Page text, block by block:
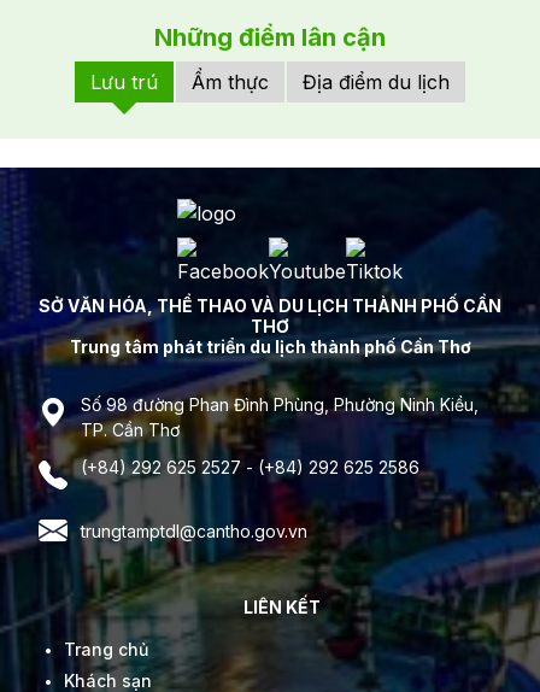
Những điểm lân cận
Lưu trú Ẩm thực Địa điểm du lịch
SỞ VĂN HÓA, THỂ THAO VÀ DU LỊCH THÀNH PHỐ CẦN
THƠ
Trung tâm phát triển du lịch thành phố Cần Thơ
Số 98 đường Phan Đình Phùng, Phường Ninh Kiều,
TP. Cần Thơ
(+84) 292 625 2527 - (+84) 292 625 2586
trungtamptdl@cantho.gov.vn
LIÊN KẾT
Trang chủ
Khách sạn